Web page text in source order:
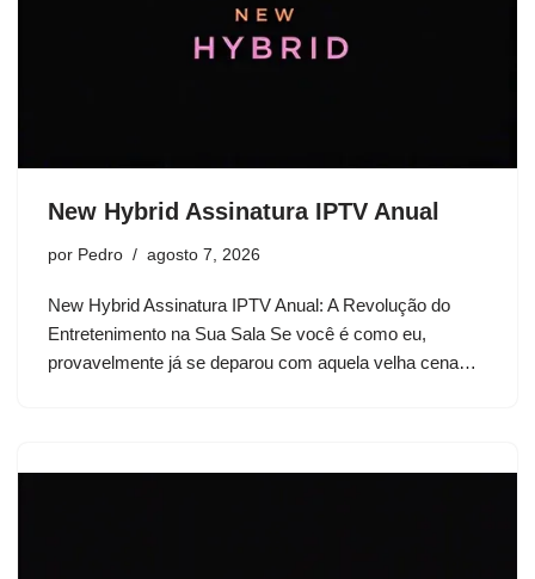
New Hybrid Assinatura IPTV Anual
por Pedro agosto 7, 2026
New Hybrid Assinatura IPTV Anual: A Revolução do
Entretenimento na Sua Sala Se você é como eu,
provavelmente já se deparou com aquela velha cena…